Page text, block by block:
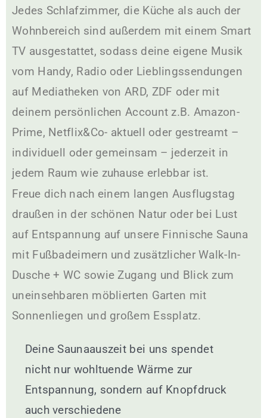
Jedes Schlafzimmer, die Küche als auch der
Wohnbereich sind außerdem mit einem Smart
TV ausgestattet, sodass deine eigene Musik
vom Handy, Radio oder Lieblingssendungen
auf Mediatheken von ARD, ZDF oder mit
deinem persönlichen Account z.B. Amazon-
Prime, Netflix&Co- aktuell oder gestreamt –
individuell oder gemeinsam – jederzeit in
jedem Raum wie zuhause erlebbar ist.
Freue dich nach einem langen Ausflugstag
draußen in der schönen Natur oder bei Lust
auf Entspannung auf unsere Finnische Sauna
mit Fußbadeimern und zusätzlicher Walk-In-
Dusche + WC sowie Zugang und Blick zum
uneinsehbaren möblierten Garten mit
Sonnenliegen und großem Essplatz.
Deine Saunaauszeit bei uns spendet
nicht nur wohltuende Wärme zur
Entspannung, sondern auf Knopfdruck
auch verschiedene